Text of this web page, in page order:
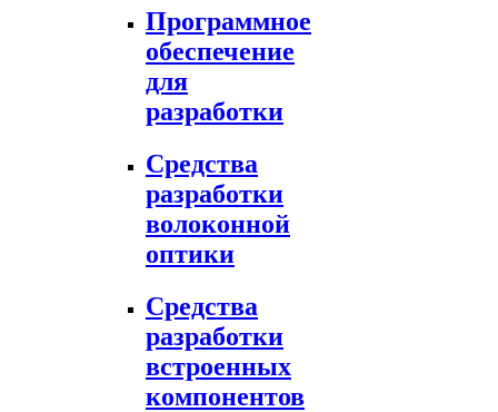
Программное
обеспечение
для
разработки
Средства
разработки
волоконной
оптики
Средства
разработки
встроенных
компонентов